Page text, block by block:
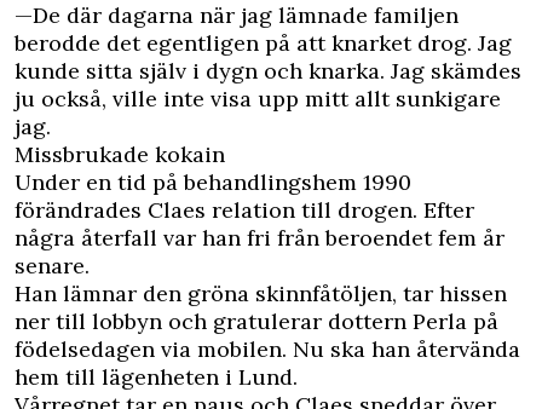
—De där dagarna när jag lämnade familjen
berodde det egentligen på att knarket drog. Jag
kunde sitta själv i dygn och knarka. Jag skämdes
ju också, ville inte visa upp mitt allt sunkigare
jag.
Missbrukade kokain
Under en tid på behandlingshem 1990
förändrades Claes relation till drogen. Efter
några återfall var han fri från beroendet fem år
senare.
Han lämnar den gröna skinnfåtöljen, tar hissen
ner till lobbyn och gratulerar dottern Perla på
födelsedagen via mobilen. Nu ska han återvända
hem till lägenheten i Lund.